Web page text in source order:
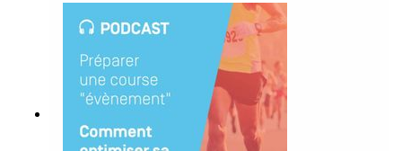
Medical Center de l’Hôpital de La Tour nous
expose les bienfaits de la course à pied dans le
froid et nous livre quelques conseils pour courir
réussir à courir en hiver sans prendre de risque
pour sa santé.